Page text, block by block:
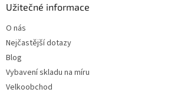
Užitečné informace
O nás
Nejčastější dotazy
Blog
Vybavení skladu na míru
Velkoobchod